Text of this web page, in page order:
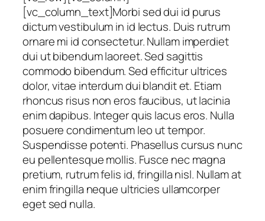
[vc_column_text]Morbi sed dui id purus
dictum vestibulum in id lectus. Duis rutrum
ornare mi id consectetur. Nullam imperdiet
dui ut bibendum laoreet. Sed sagittis
commodo bibendum. Sed efficitur ultrices
dolor, vitae interdum dui blandit et. Etiam
rhoncus risus non eros faucibus, ut lacinia
enim dapibus. Integer quis lacus eros. Nulla
posuere condimentum leo ut tempor.
Suspendisse potenti. Phasellus cursus nunc
eu pellentesque mollis. Fusce nec magna
pretium, rutrum felis id, fringilla nisl. Nullam at
enim fringilla neque ultricies ullamcorper
eget sed nulla.